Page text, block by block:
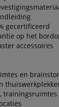
gecertificeerd
op het
accessoires
en
trainingsruimtes